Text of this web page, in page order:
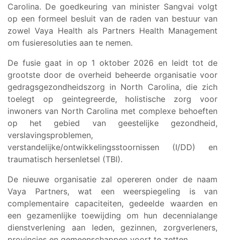
Carolina. De goedkeuring van minister Sangvai volgt
op een formeel besluit van de raden van bestuur van
zowel Vaya Health als Partners Health Management
om fusieresoluties aan te nemen.
De fusie gaat in op 1 oktober 2026 en leidt tot de
grootste door de overheid beheerde organisatie voor
gedragsgezondheidszorg in North Carolina, die zich
toelegt op geintegreerde, holistische zorg voor
inwoners van North Carolina met complexe behoeften
op het gebied van geestelijke gezondheid,
verslavingsproblemen,
verstandelijke/ontwikkelingsstoornissen (I/DD) en
traumatisch hersenletsel (TBI).
De nieuwe organisatie zal opereren onder de naam
Vaya Partners, wat een weerspiegeling is van
complementaire capaciteiten, gedeelde waarden en
een gezamenlijke toewijding om hun decennialange
dienstverlening aan leden, gezinnen, zorgverleners,